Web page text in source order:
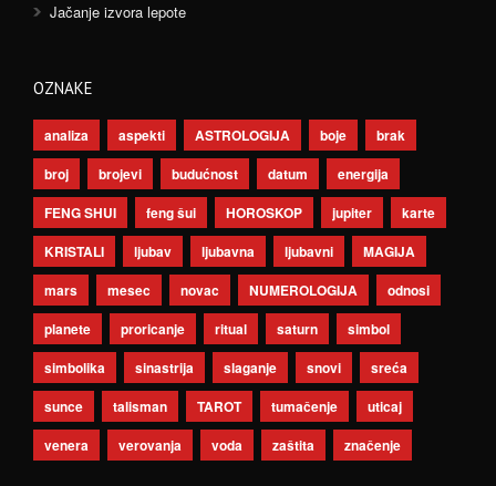
Jačanje izvora lepote
OZNAKE
analiza aspekti ASTROLOGIJA boje
brak
broj
brojevi budućnost datum
energija
FENG SHUI
feng šui HOROSKOP jupiter
karte
KRISTALI
ljubav ljubavna ljubavni
MAGIJA
mars
mesec novac NUMEROLOGIJA
odnosi
planete
proricanje ritual saturn
simbol
simbolika
sinastrija slaganje snovi
sreća
sunce
talisman TAROT tumačenje
uticaj
venera
verovanja voda zaštita značenje